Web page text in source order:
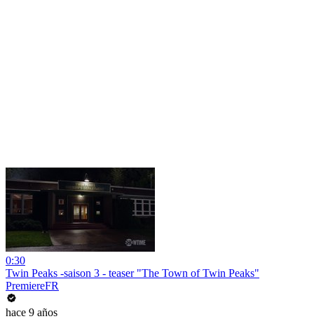
0:30
Twin Peaks -saison 3 - teaser "The Town of Twin Peaks"
PremiereFR
hace 9 años